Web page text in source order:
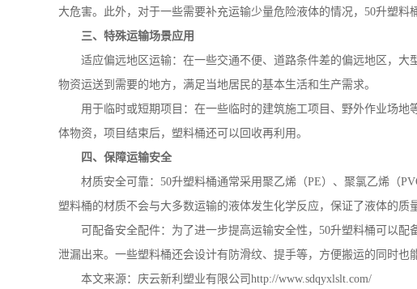
大危害。此外，对于一些需要补充运输少量危险液体的情况， 50升塑料
三、特殊运输场景应用
适应偏远地区运输：在一些交通不便、道路条件差的偏远地区，大
物资运送到需要的地方，满足当地居民的基本生活和生产需求。
用于临时或短期项目：在一些临时的建筑施工项目、野外作业场地
体物资，项目结束后，塑料桶还可以回收再利用。
四、保障运输安全
材质安全可靠： 50升塑料桶通常采用聚乙烯（PE）、聚氯乙烯（
塑料桶的材质不会与大多数运输的液体发生化学反应，保证了液体的质
可配备安全配件：为了进一步提高运输安全性， 50升塑料桶可以配
泄漏出来。一些塑料桶还会设计有防滑纹、提手等，方便搬运的同时也
本文来源：庆云新利塑业有限公司 http://www.sdqyxlslt.com/